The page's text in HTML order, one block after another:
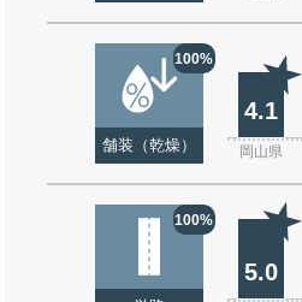
100%
舗装（乾燥）
4.1
岡山県
100%
5.0